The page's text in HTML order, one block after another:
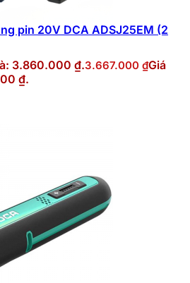
pin 20V DCA ADSJ25EM (2
3.860.000 ₫.3.667.000 ₫Giá
₫.